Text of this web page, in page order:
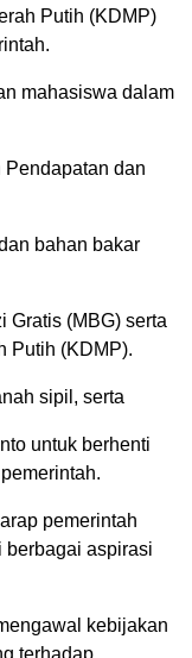
Putih (KDMP)
mahasiswa dalam
Pendapatan dan
bahan bakar
Gratis (MBG) serta
Putih (KDMP).
sipil, serta
untuk berhenti
pemerintah
berbagai aspirasi
kebijakan
terhadap